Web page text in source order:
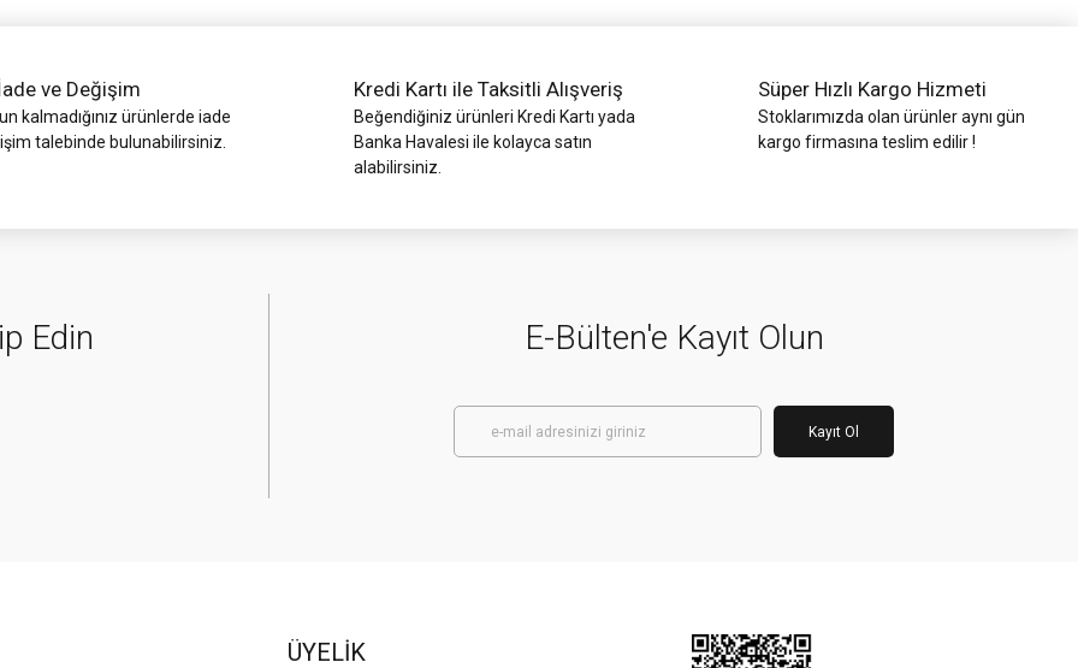
ve Değişim
kalmadığınız ürünlerde iade
talebinde bulunabilirsiniz.
Kredi Kartı ile Taksitli Alışveriş
Beğendiğiniz ürünleri Kredi Kartı yada
Banka Havalesi ile kolayca satın
alabilirsiniz.
Süper Hızlı Kargo Hizmeti
Stoklarımızda olan ürünler aynı gün
kargo firmasına teslim edilir !
Edin E-Bülten'e Kayıt Olun
Kayıt Ol
ÜYELİK